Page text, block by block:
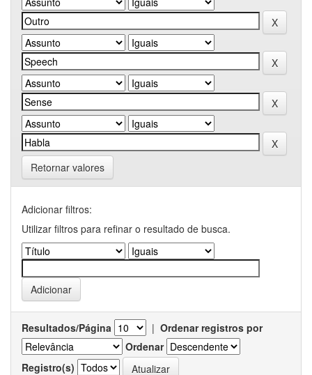
Retornar valores
Adicionar filtros:
Utilizar filtros para refinar o resultado de busca.
Resultados/Página | Ordenar registros por
Ordenar
Registro(s)